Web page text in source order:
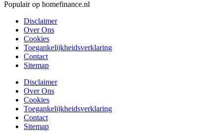
Populair op homefinance.nl
Disclaimer
Over Ons
Cookies
Toegankelijkheidsverklaring
Contact
Sitemap
Disclaimer
Over Ons
Cookies
Toegankelijkheidsverklaring
Contact
Sitemap